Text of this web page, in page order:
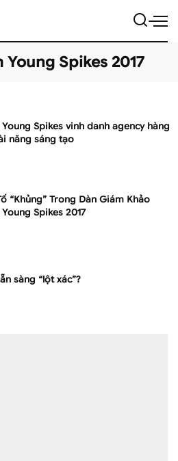
Spikes 2017
Spikes vinh danh agency hàng
năng sáng tạo
“Khủng” Trong Dàn Giám Khảo
Spikes 2017
sàng “lột xác”?